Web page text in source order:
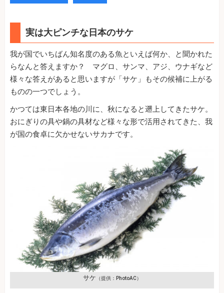
実は大ピンチな日本のサケ
我が国でいちばん知名度のある魚といえば何か、と聞かれた
らなんと答えますか？ マグロ、サンマ、アジ、ウナギなど
様々な答えがあると思いますが「サケ」もその候補に上がる
ものの一つでしょう。
かつては東日本各地の川に、秋になると遡上してきたサケ。
おにぎりの具や鍋の具材など様々な形で活用されてきた、我
が国の食卓に欠かせないサカナです。
サケ （提供：PhotoAC）